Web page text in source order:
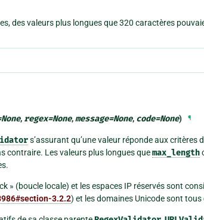
des valeurs plus longues que 320 caractères
None, regex=None,message=None, code=None) ¶
s’assurant qu’une valeur réponde aux critères
contraire. Les valeurs plus longues quemax_length
» (boucle locale) et les espaces IP réservés sont
3.2.2) et les domaines Unicode sont tous